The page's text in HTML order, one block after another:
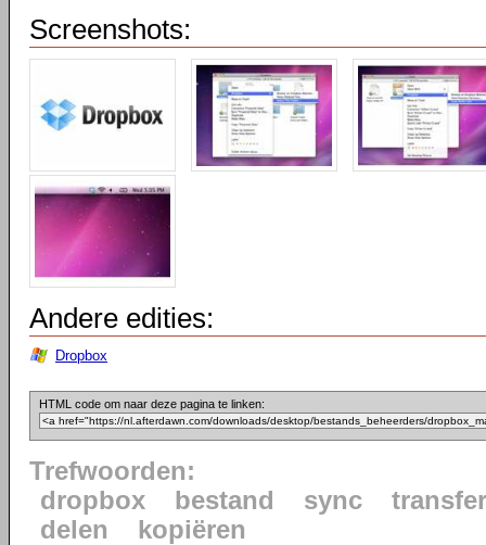
Screenshots:
Andere edities:
Dropbox
HTML code om naar deze pagina te linken:
Trefwoorden:
dropbox
bestand sync
transfer
delen
kopiëren